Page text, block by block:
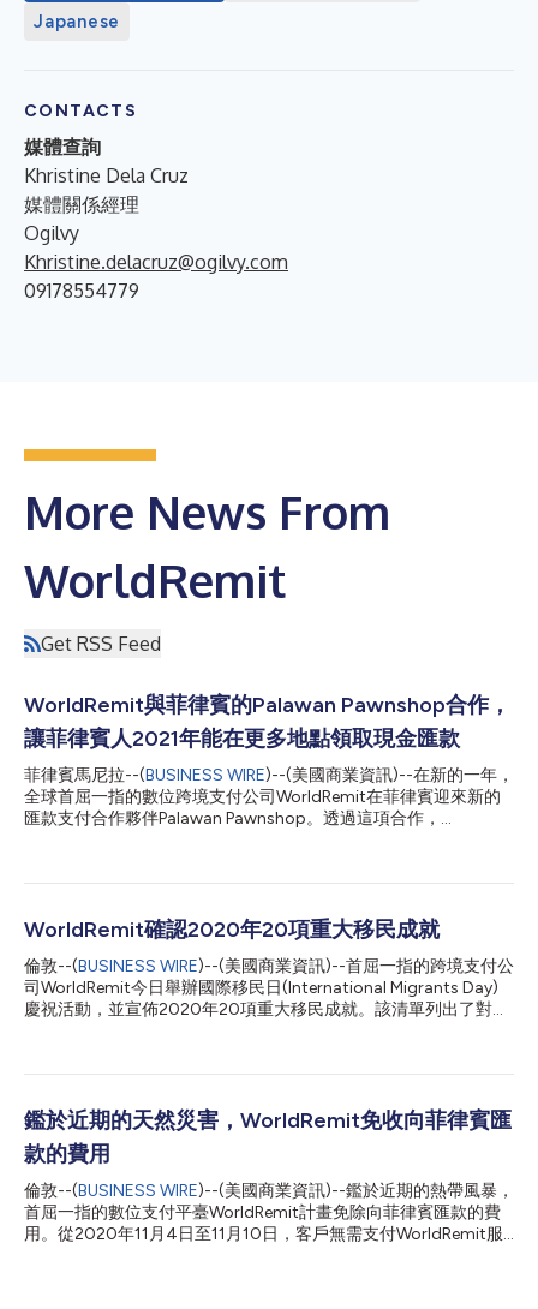
Japanese
CONTACTS
媒體查詢
Khristine Dela Cruz
媒體關係經理
Ogilvy
Khristine.delacruz@ogilvy.com
09178554779
More News From
WorldRemit
Get RSS Feed
WorldRemit與菲律賓的Palawan Pawnshop合作，
讓菲律賓人2021年能在更多地點領取現金匯款
菲律賓馬尼拉--(BUSINESS WIRE)--(美國商業資訊)--在新的一年，
全球首屈一指的數位跨境支付公司WorldRemit在菲律賓迎來新的
匯款支付合作夥伴Palawan Pawnshop。透過這項合作，
報上WorldRemit的名字。 WorldRemit菲律賓地區總監Earl Melivo
賓，並使受益人能夠輕鬆地在任何地方領取匯款。與Palawan
網路，在已有2.5萬個提現合作據點的基礎上再增加5,000個據
點。」 隨著多個資金匯出國恢復封鎖以及菲律賓國內的流動性繼
續受到限制，在人們與親人保持聯繫並確保匯款持續流動方面，像
位金融服務。隨著2021年的到來，我們...
WorldRemit確認2020年20項重大移民成就
倫敦--(BUSINESS WIRE)--(美國商業資訊)--首屈一指的跨境支付公
司WorldRemit今日舉辦國際移民日(International Migrants Day)
慶祝活動，並宣佈2020年20項重大移民成就。該清單列出了對全
響。2020年是國際移民日20週年，也是聯合國大會通過《保護所
編製此份清單的用意是希望大家關注所有在這充滿挑戰的一年有不
凡表現的人物。公司旨在為移民群體及其家人和朋友提供日常支
援，並慶祝他們在這一年以及未來很多年的眾多成就。 2020年清
單包括： 新冠疫苗：一對土耳其裔的德國夫婦Uğur Şahin和Özlem
Türeci研發出Pfizer/BioNTech新冠疫苗，該疫苗現正分送到世界各
地。 參議員賀錦麗(Kamala Harris)：在2020年美國總統大選中，
賀錦麗當選美國副總統。2017年，她宣誓就職為代表加州的美國
鑑於近期的天然災害，WorldRemit免收向菲律賓匯
款的費用
倫敦--(BUSINESS WIRE)--(美國商業資訊)--鑑於近期的熱帶風暴，
首屈一指的數位支付平臺WorldRemit計畫免除向菲律賓匯款的費
用。從2020年11月4日至11月10日，客戶無需支付WorldRemit服